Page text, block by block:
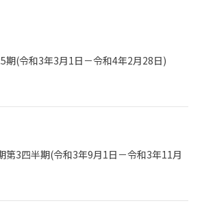
期(令和3年3月1日－令和4年2月28日)
第3四半期(令和3年9月1日－令和3年11月